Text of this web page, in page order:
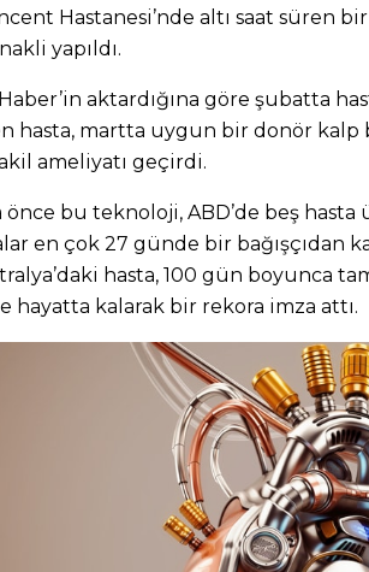
Hastanesi’nde altı saat süren
yapıldı.
aktardığına göre şubatta
hasta, martta uygun bir donör kalp
ameliyatı geçirdi.
önce bu teknoloji, ABD’de beş
en çok 27 günde bir bağışçıdan
hasta, 100 gün boyunca
hayatta kalarak bir rekora imza attı.